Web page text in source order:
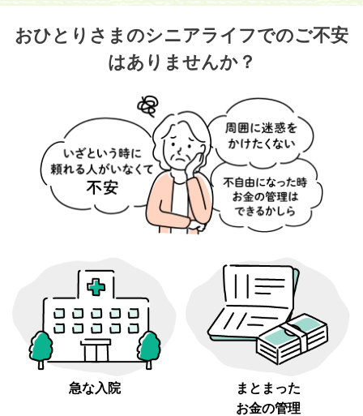
おひとりさまのシニアライフでのご不安
はありませんか？
急な入院
まとまった
お金の管理